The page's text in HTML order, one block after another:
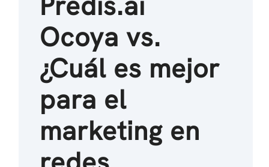
Ocoya vs.
¿Cuál es mejor
para el
marketing en